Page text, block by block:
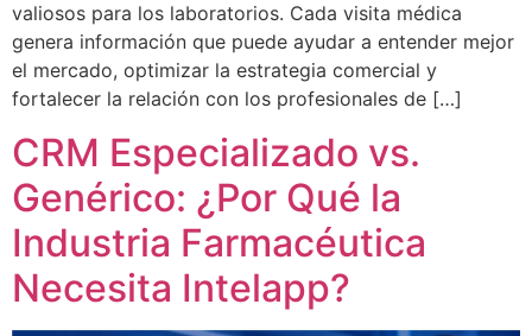
valiosos para los laboratorios. Cada visita médica
genera información que puede ayudar a entender mejor
el mercado, optimizar la estrategia comercial y
fortalecer la relación con los profesionales de […]
CRM Especializado vs.
Genérico: ¿Por Qué la
Industria Farmacéutica
Necesita Intelapp?